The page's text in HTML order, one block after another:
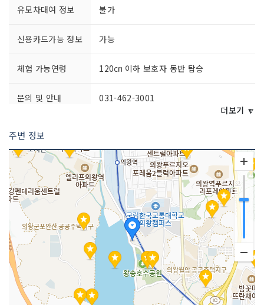
유모차대여 정보 불가
신용카드가능 정보 가능
체험 가능연령 120㎝ 이하 보호자 동반 탑승
문의 및 안내 031-462-3001
예약안내 홈페이지 :http://www.uwrailpark.c
o.kr
전화 문의 : 1670-3110
쉬는날 연중무휴
이용시간 09:30~17:00
더보기 🔽
주변 정보